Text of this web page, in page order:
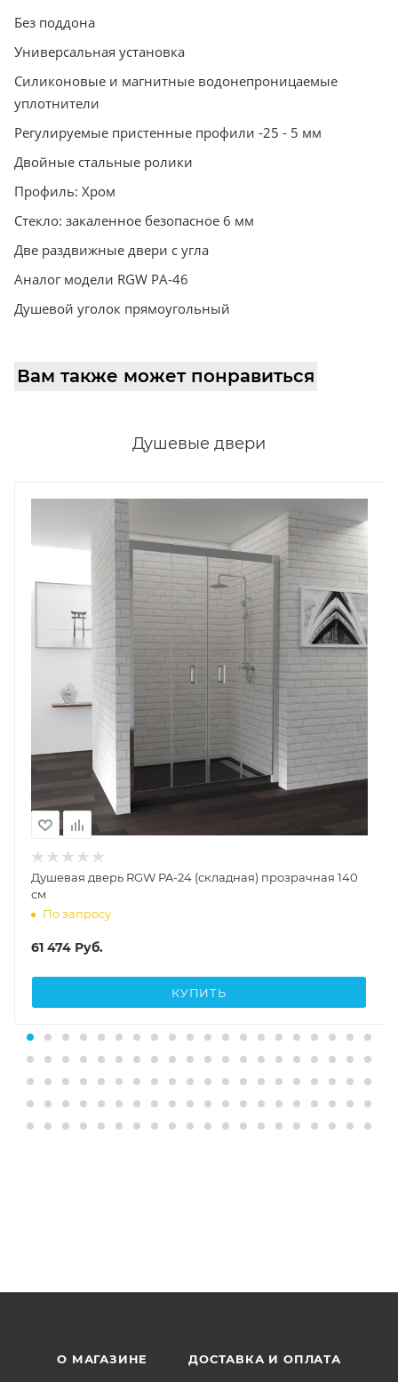
Без поддона
Универсальная установка
Силиконовые и магнитные водонепроницаемые
уплотнители
Регулируемые пристенные профили -25 - 5 мм
Двойные стальные ролики
Профиль: Хром
Стекло: закаленное безопасное 6 мм
Две раздвижные двери с угла
Аналог модели RGW PA-46
Душевой уголок прямоугольный
Вам также может понравиться
Душевые двери
Душевая дверь RGW PA-24 (складная) прозрачная 140
см
По запросу
61 474 Руб.
КУПИТЬ
О МАГАЗИНЕ ДОСТАВКА И ОПЛАТА